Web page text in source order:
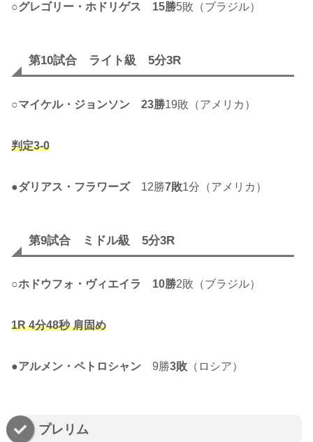
○グレゴリー・ホドリゲス 15勝5敗（ブラジル）
第10試合 ライト級 5分3R
○マイケル・ジョンソン 23勝19敗（アメリカ）
判定3-0
●ダリアス・フラワーズ12勝7敗1分（アメリカ）
第9試合 ミドル級 5分3R
○ホドウフォ・ヴィエイラ 10勝2敗（ブラジル）
1R 4分48秒 肩固め
●アルメン・ペトロシャン 9勝3敗 （ロシア）
プレリム